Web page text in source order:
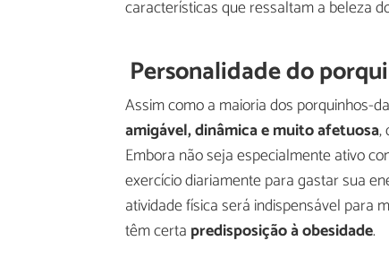
características que ressaltam a beleza
Personalidade do
Assim como a maioria dos porquinhos-
amigável, dinâmica e muito afetuosa,
Embora não seja especialmente ativo
exercício diariamente para gastar sua
atividade física será indispensável para
têm certa predisposição à obesidade.